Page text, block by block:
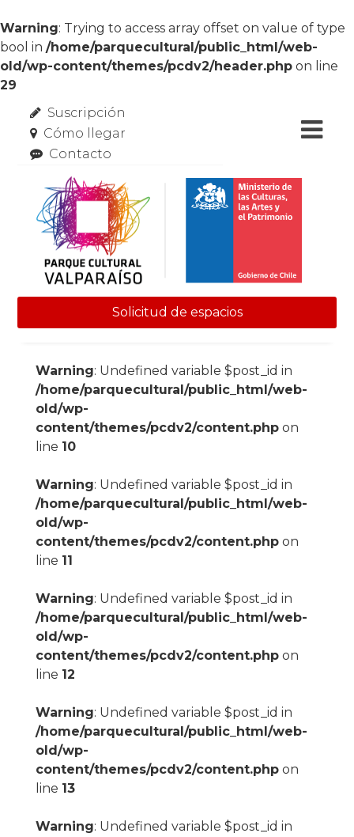
Warning: Trying to access array offset on value of type
bool in /home/parquecultural/public_html/web-
old/wp-content/themes/pcdv2/header.php on line
29
Suscripción
Cómo llegar
Contacto
Solicitud de espacios
Warning: Undefined variable $post_id in
/home/parquecultural/public_html/web-
old/wp-
content/themes/pcdv2/content.phpon
line 10
Warning: Undefined variable $post_id in
/home/parquecultural/public_html/web-
old/wp-
content/themes/pcdv2/content.phpon
line 11
Warning: Undefined variable $post_id in
/home/parquecultural/public_html/web-
old/wp-
content/themes/pcdv2/content.phpon
line 12
Warning: Undefined variable $post_id in
/home/parquecultural/public_html/web-
old/wp-
content/themes/pcdv2/content.phpon
line 13
Warning: Undefined variable $post_id in